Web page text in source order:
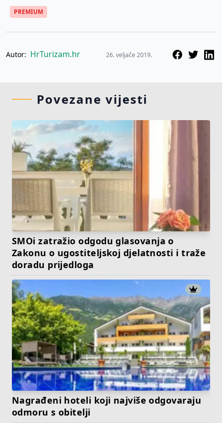
PREMIUM
Autor: HrTurizam.hr 26. veljače 2019.
Povezane vijesti
SMOi zatražio odgodu glasovanja o
Zakonu o ugostiteljskoj djelatnosti i traže
doradu prijedloga
Nagrađeni hoteli koji najviše odgovaraju
odmoru s obitelji